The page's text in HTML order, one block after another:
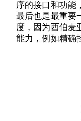
序的接口和功能
最后也是最重要
度，因为西伯麦
能力，例如精确